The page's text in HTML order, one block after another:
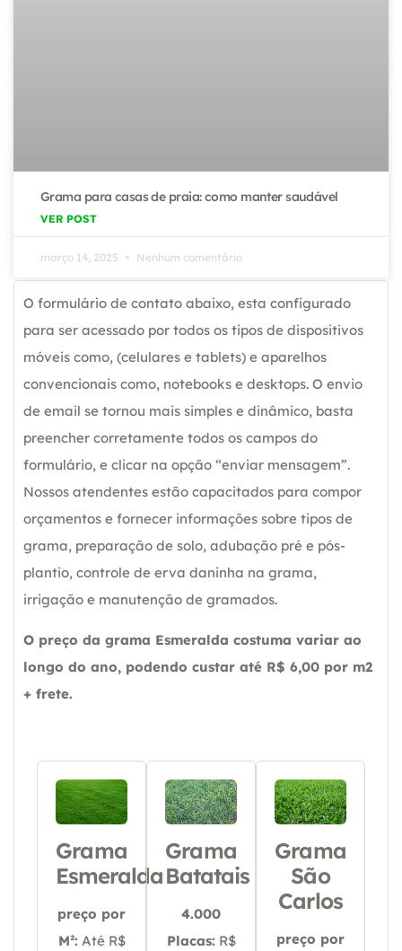
Grama para casas de praia: como manter saudável
VER POST
março 14, 2025 Nenhum comentário
O formulário de contato abaixo, esta configurado
para ser acessado por todos os tipos de dispositivos
móveis como, (celulares e tablets) e aparelhos
convencionais como, notebooks e desktops. O envio
de email se tornou mais simples e dinâmico, basta
preencher corretamente todos os campos do
formulário, e clicar na opção “enviar mensagem”.
Nossos atendentes estão capacitados para compor
orçamentos e fornecer informações sobre tipos de
grama, preparação de solo, adubação pré e pós-
plantio, controle de erva daninha na grama,
irrigação e manutenção de gramados.
O preço da grama Esmeralda costuma variar ao
longo do ano, podendo custar até R$ 6,00 por m2
+ frete.
Grama
Esmeralda
preço por
M²: Até R$
Grama
Batatais
4.000
Placas: R$
Grama
São
Carlos
preço por